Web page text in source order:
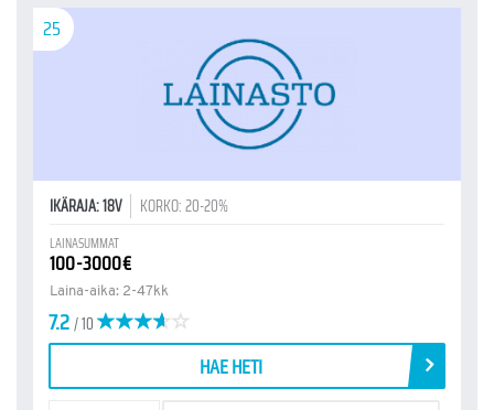
25
IKÄRAJA: 18V KORKO: 20-20%
LAINASUMMAT
100-3000€
Laina-aika: 2-47kk
7.2/ 10
HAE HETI